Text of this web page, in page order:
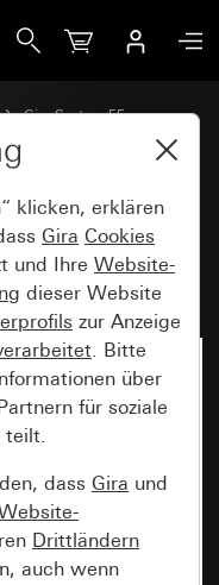
Gira System 55
A 250 V~
N-Klemme
klicken, erklären
Gira Cookies
und Ihre Website-
dieser Website
zur Anzeige
. Bitte
über
für soziale
teilt.
dass Gira und
Drittländern
auch wenn